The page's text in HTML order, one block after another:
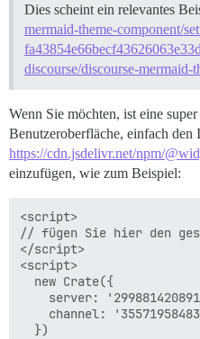
Dies scheint ein relevantes
mermaid-theme-component/
discourse/discourse-
Wenn Sie möchten, ist eine
Benutzeroberfläche, einfach den
https://cdn.jsdelivr.net/npm/
einzufügen, wie zum Beispiel:
<script>
// fügen Sie hier den
</script>
<script>
  new Crate({
server:
channel:
  })